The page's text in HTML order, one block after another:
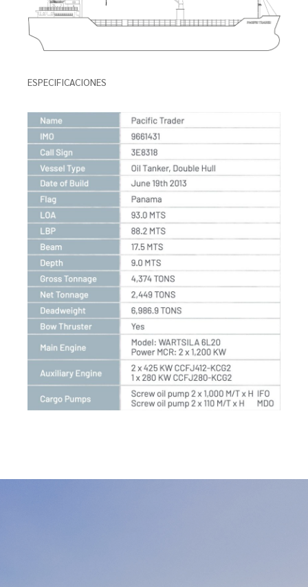
ESPECIFICACIONES